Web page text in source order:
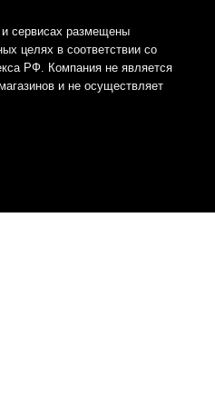
сервисах размещены
целях в соответствии со
РФ. Компания не является
и не осуществляет